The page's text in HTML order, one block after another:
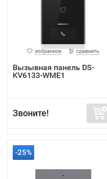
избранное сравнить
Вызывная панель DS-
KV6133-WME1
Звоните!
-25%